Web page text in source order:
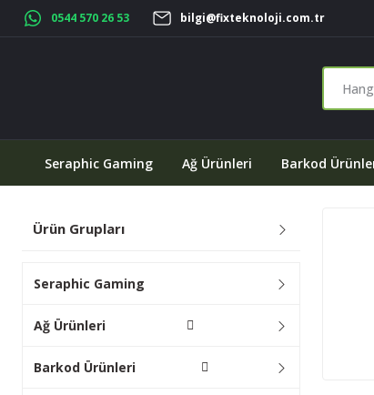
0544 570 26 53 bilgi@fixteknoloji.com.tr
Seraphic Gaming Ağ Ürünleri Barkod
Ürün Grupları
Seraphic Gaming
Ağ Ürünleri
Barkod Ürünleri